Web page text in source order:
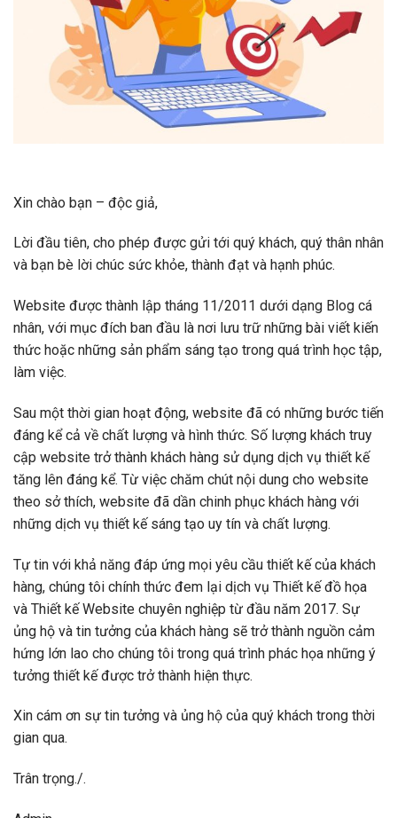
Xin chào bạn – độc giả,
Lời đầu tiên, cho phép được gửi tới quý khách, quý thân nhân
và bạn bè lời chúc sức khỏe, thành đạt và hạnh phúc.
Website được thành lập tháng 11/2011 dưới dạng Blog cá
nhân, với mục đích ban đầu là nơi lưu trữ những bài viết kiến
thức hoặc những sản phẩm sáng tạo trong quá trình học tập,
làm việc.
Sau một thời gian hoạt động, website đã có những bước tiến
đáng kể cả về chất lượng và hình thức. Số lượng khách truy
cập website trở thành khách hàng sử dụng dịch vụ thiết kế
tăng lên đáng kể. Từ việc chăm chút nội dung cho website
theo sở thích, website đã dần chinh phục khách hàng với
những dịch vụ thiết kế sáng tạo uy tín và chất lượng.
Tự tin với khả năng đáp ứng mọi yêu cầu thiết kế của khách
hàng, chúng tôi chính thức đem lại dịch vụ Thiết kế đồ họa
và Thiết kế Website chuyên nghiệp từ đầu năm 2017. Sự
ủng hộ và tin tưởng của khách hàng sẽ trở thành nguồn cảm
hứng lớn lao cho chúng tôi trong quá trình phác họa những ý
tưởng thiết kế được trở thành hiện thực.
Xin cám ơn sự tin tưởng và ủng hộ của quý khách trong thời
gian qua.
Trân trọng./.